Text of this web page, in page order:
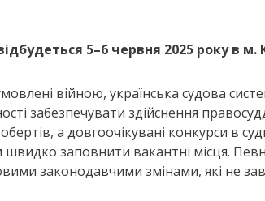
5–6 червня 2025 року в м.
війною, українська судова
забезпечувати здійснення
а довгоочікувані конкурси в
заповнити вакантні місця.
законодавчими змінами, які не